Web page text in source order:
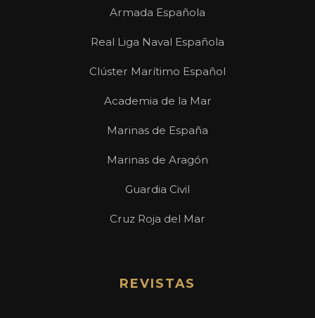
Armada Española
Real Liga Naval Española
Clúster Marítimo Español
Academia de la Mar
Marinas de España
Marinas de Aragón
Guardia Civil
Cruz Roja del Mar
REVISTAS